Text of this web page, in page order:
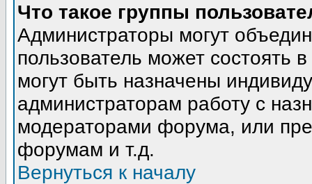
Что такое группы
Администраторы могут
пользователь может состоять
могут быть назначены
администраторам работу с
модераторами форума, или
форумам и т.д.
Вернуться к началу